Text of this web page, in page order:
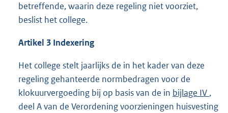
betreffende, waarin deze regeling niet voorziet,
beslist het college.
Artikel 3 Indexering
Het college stelt jaarlijks de in het kader van deze
regeling gehanteerde normbedragen voor de
klokuurvergoeding bij op basis van de in bijlage IV ,
deel A van de Verordening voorzieningen huisvesting